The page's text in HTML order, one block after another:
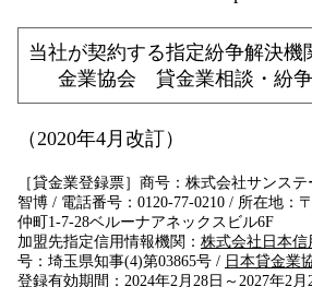
当社が契約する指定紛争解決
金業協会 貸金業相談・紛
（2020年4月改訂）
［貸金業登録票］商号：株式会社サンス
智博 / 電話番号：0120-77-0210 / 所在地：
仲町1-7-28ベルーナアネックスビル6F
加盟先指定信用情報機関： 株式会社日本信
号：埼玉県知事(4)第03865号 / 日本貸金業
登録有効期間：2024年2月28日～2027年2月